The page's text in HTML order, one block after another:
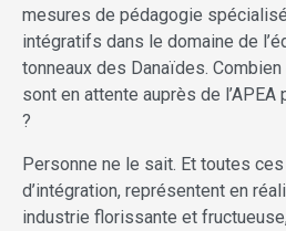
mesures de pédagogie
intégratifs dans le domaine de
tonneaux des Danaïdes.
sont en attente auprès de l’APEA
?
Personne ne le sait. Et toutes
d’intégration, représentent en
industrie florissante et